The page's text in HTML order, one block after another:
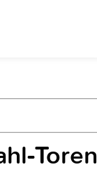
Toren